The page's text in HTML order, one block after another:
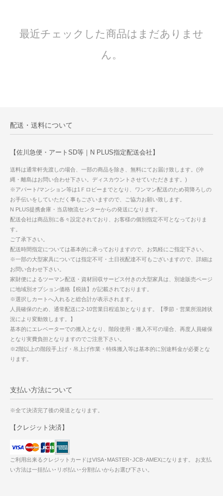
最近チェックした商品はまだありませ
ん。
配送・送料について
【佐川急便・アートSD等｜N PLUS指定配送会社】
送料は通常軒先渡しの場合、一部の商品を除き、無料にてお届け致します。(沖
縄・離島はお問い合わせ下さい。ディスカウントさせていただきます。)
※アパート/マンション等は1Ｆロビーまでとなり、ワンマン配送のため荷降ろしの
お手伝いをしていただく事もございますので、ご協力お願い致します。
N PLUS提携倉庫・当店物流センターからの発送になります。
配送会社は商品別に各々設定されており、お客様の個別指定不可となっておりま
す。
ご了承下さい。
配送時間指定については基本的に承っておりますので、お気軽にご指定下さい。
※一部の大型家具については指定不可・土日祝配達不可もございますので、詳細は
お問い合わせ下さい。
家財便によるツーマン配送・資材回収サービス付きの大型家具は、別途販売ページ
に地域別オプション価格【税抜】が記載されております。
※選択しカートへ入れると総合計が表示されます。
人員確保のため、通常配送に2-10営業日程追加となります。【季節・営業所混雑状
況により変動致します。】
基本的にエレベーターでの搬入となり、階段使用・搬入不可の場合、再度人員確保
となり実費負担となりますのでご注意下さい。
※2階以上の階段手上げ・吊上げ作業・特殊搬入等は基本的に別途料金が必要とな
ります。
支払い方法について
※全て決済完了後の発送となります。
【クレジット決済】
ご利用出来るクレジットカードはVISA･MASTER･JCB･AMEXになります。 お支払
い方法は一括払い･リボ払い･分割払いからお選び下さい。